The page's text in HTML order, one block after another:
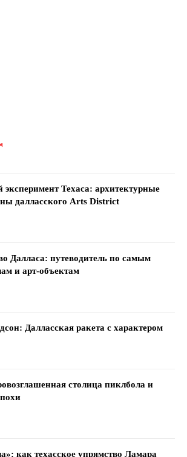
эксперимент Техаса: архитектурные
далласского Arts District
Далласа: путеводитель по самым
и арт-объектам
Далласская ракета с характером
столица пиклбола и
как техасское упрямство Ламара